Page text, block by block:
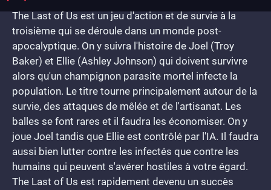
The Last of Us est un jeu d'action et de survie à la
troisième qui se déroule dans un monde post-
apocalyptique. On y suivra l'histoire de Joel (Troy
Baker) et Ellie (Ashley Johnson) qui doivent survivre
alors qu'un champignon parasite mortel infecte la
population. Le titre tourne principalement autour de la
survie, des attaques de mêlée et de l'artisanat. Les
balles se font rares et il faudra les économiser. On y
joue Joel tandis que Ellie est contrôlé par l'IA. Il faudra
aussi bien lutter contre les infectés que contre les
humains qui peuvent s'avérer hostiles à votre égard.
The Last of Us est rapidement devenu un succès